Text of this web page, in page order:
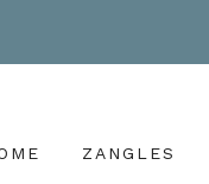
ZANGLES